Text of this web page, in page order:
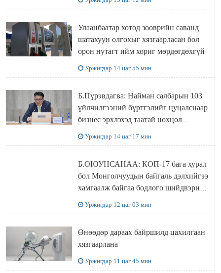
Улаанбаатар хотод зөөврийн саванд
шатахуун олгохыг хязгаарласан бол
орон нутагт ийм хориг мөрдөгдөхгүй
Уржигдар 14 цаг 55 мин
Б.Пүрэвдагва: Найман салбарын 103
үйлчилгээний бүртгэлийг цуцалснаар
бизнес эрхлэхэд таатай нөхцөл
Уржигдар 14 цаг 17 мин
Б.ОЮУНСАНАА: КОП-17 бага хурал
бол Монголчуудын байгаль дэлхийгээ
хамгаалж байгаа бодлого шийдвэрийг
Уржигдар 12 цаг 03 мин
Өнөөдөр дараах байршилд цахилгаан
хязгаарлана
Уржигдар 11 цаг 45 мин